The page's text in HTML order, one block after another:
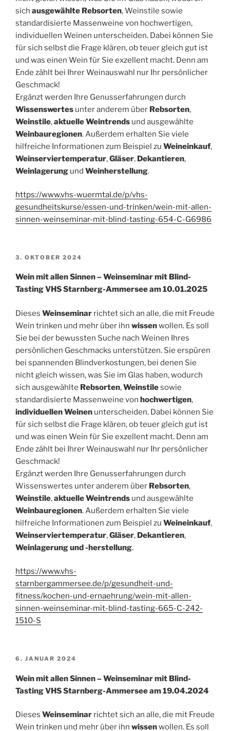
sich ausgewählte Rebsorten, Weinstile sowie
standardisierte Massenweine von hochwertigen,
individuellen Weinen unterscheiden. Dabei können Sie
für sich selbst die Frage klären, ob teuer gleich gut ist
und was einen Wein für Sie exzellent macht. Denn am
Ende zählt bei Ihrer Weinauswahl nur Ihr persönlicher
Geschmack!
Ergänzt werden Ihre Genusserfahrungen durch
Wissenswertes unter anderem über Rebsorten,
Weinstile,aktuelle Weintrends und ausgewählte
Weinbauregionen. Außerdem erhalten Sie viele
hilfreiche Informationen zum Beispiel zu Weineinkauf,
Weinserviertemperatur,Gläser, Dekantieren,
Weinlagerung und Weinherstellung.
https://www.vhs-wuermtal.de/p/vhs-
gesundheitskurse/essen-und-trinken/wein-mit-allen-
sinnen-weinseminar-mit-blind-tasting-654-C-G6986
VERÖFFENTLICHT
3. OKTOBER 2024
Wein mit allen Sinnen – Weinseminar mit Blind-
Tasting VHS Starnberg-Ammersee am 10.01.2025
Dieses Weinseminar richtet sich an alle, die mit Freude
Wein trinken und mehr über ihn wissenwollen. Es soll
Sie bei der bewussten Suche nach Weinen Ihres
persönlichen Geschmacks unterstützen. Sie erspüren
bei spannenden Blindverkostungen, bei denen Sie
nicht gleich wissen, was Sie im Glas haben, wodurch
sich ausgewählte Rebsorten,Weinstilesowie
standardisierte Massenweine von hochwertigen,
individuellen Weinen unterscheiden. Dabei können Sie
für sich selbst die Frage klären, ob teuer gleich gut ist
und was einen Wein für Sie exzellent macht. Denn am
Ende zählt bei Ihrer Weinauswahl nur Ihr persönlicher
Geschmack!
Ergänzt werden Ihre Genusserfahrungen durch
Wissenswertes unter anderem über Rebsorten,
Weinstile,aktuelle Weintrends und ausgewählte
Weinbauregionen. Außerdem erhalten Sie viele
hilfreiche Informationen zum Beispiel zu Weineinkauf,
Weinserviertemperatur,Gläser, Dekantieren,
Weinlagerung und -herstellung.
https://www.vhs-
starnbergammersee.de/p/gesundheit-und-
fitness/kochen-und-ernaehrung/wein-mit-allen-
sinnen-weinseminar-mit-blind-tasting-665-C-242-
1510-S
VERÖFFENTLICHT
6. JANUAR 2024
Wein mit allen Sinnen – Weinseminar mit Blind-
Tasting VHS Starnberg-Ammersee am 19.04.2024
Dieses Weinseminar richtet sich an alle, die mit Freude
Wein trinken und mehr über ihn wissenwollen. Es soll